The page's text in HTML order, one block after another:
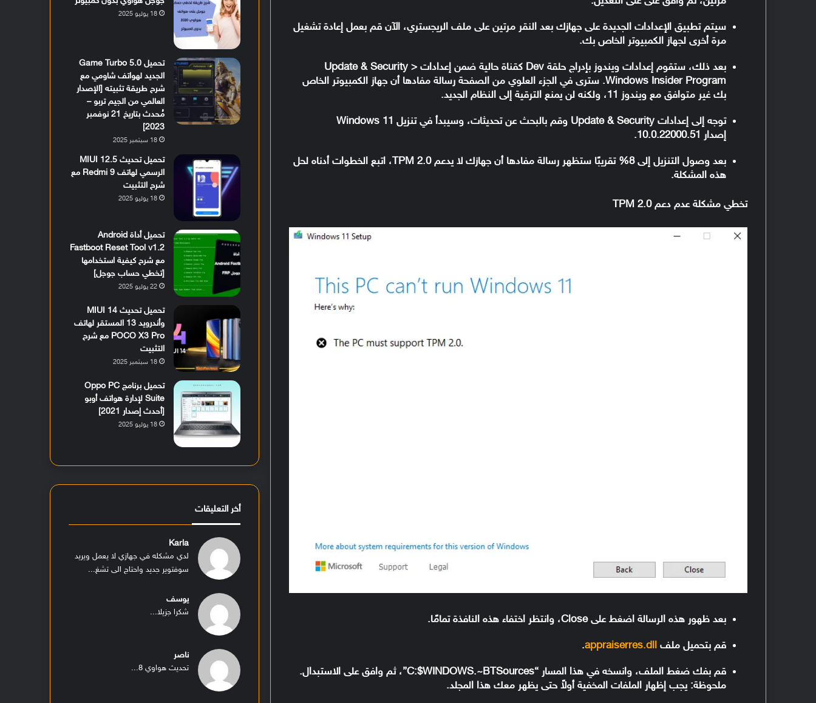
سيتم تطبيق الإعدادات الجديدة على جهازك بعد النقر مرتين على ملف الريجستري، الآن قم بعمل إعادة تشغيل
مرة أخرى لجهاز الكمبيوتر الخاص بك.
بعد ذلك، ستقوم إعدادات ويندوز بإدراج حلقة Dev كقناة حالية ضمن إعدادات Update & Security >
Windows Insider Program. سترى في الجزء العلوي من الصفحة رسالة مفادها أن جهاز الكمبيوتر الخاص
بك غير متوافق مع ويندوز 11، ولكنه لن يمنع الترقية إلى النظام الجديد.
توجه إلى إعدادات Update & Security وقم بالبحث عن تحديثات، وسيبدأ في تنزيل Windows 11
إصدار 10.0.22000.51.
بعد وصول التنزيل إلى 8% تقريبًا ستظهر رسالة مفادها أن جهازك لا يدعم TPM 2.0، اتبع الخطوات أدناه لحل
هذه المشكلة.
تخطي مشكلة عدم دعم TPM 2.0
بعد ظهور هذه الرسالة اضغط على Close، وانتظر اختفاء هذه النافذة تمامًا.
قم بتحميل ملفappraiserres.dll
.
قم بفك ضغط الملف، وانسخه في هذا المسار “C:$WINDOWS.~BTSources”، ثم وافق على الاستبدال.
ملحوظة: يجب إظهار الملفات المخفية أولاً حتى يظهر معك هذا المجلد.
18 يوليو 2025
تحميل Game Turbo 5.0
الجديد لهواتف شاومي مع
شرح طريقة تثبيته [الإصدار
العالمي من الجيم تربو –
مُحدث بتاريخ 21 نوفمبر
2023]
18 سبتمبر 2025
تحميل تحديث MIUI 12.5
الرسمي لهاتف Redmi 9 مع
شرح التثبيت
18 يوليو 2025
تحميل أداة Android
Fastboot Reset Tool v1.2
مع شرح كيفية استخدامها
[تخطي حساب جوجل]
22 يوليو 2025
تحميل تحديث MIUI 14
وأندرويد 13 المستقر لهاتف
POCO X3 Pro مع شرح
التثبيت
18 سبتمبر 2025
تحميل برنامج Oppo PC
Suite لإدارة هواتف أوبو
[أحدث إصدار 2021]
18 يوليو 2025
أخر التعليقات
Karla
لدي مشكله في جهازي لا يعمل ويريد
سوفتوير جديد واحتاج الى تشغ...
يوسف
شكرا جزيلا...
ناصر
تحديث هواوي 8...